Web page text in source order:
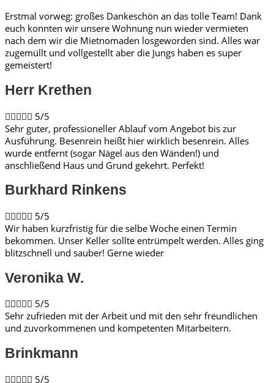
Erstmal vorweg: großes Dankeschön an das tolle Team! Dank
euch konnten wir unsere Wohnung nun wieder vermieten
nach dem wir die Mietnomaden losgeworden sind. Alles war
zugemüllt und vollgestellt aber die Jungs haben es super
gemeistert!
Herr Krethen​
 5/5
Sehr guter, professioneller Ablauf vom Angebot bis zur
Ausführung. Besenrein heißt hier wirklich besenrein. Alles
wurde entfernt (sogar Nägel aus den Wänden!) und
anschließend Haus und Grund gekehrt. Perfekt!
Burkhard Rinkens​
 5/5
Wir haben kurzfristig für die selbe Woche einen Termin
bekommen. Unser Keller sollte entrümpelt werden. Alles ging
blitzschnell und sauber! Gerne wieder
Veronika W.​
 5/5
Sehr zufrieden mit der Arbeit und mit den sehr freundlichen
und zuvorkommenen und kompetenten Mitarbeitern.
Brinkmann​
 5/5